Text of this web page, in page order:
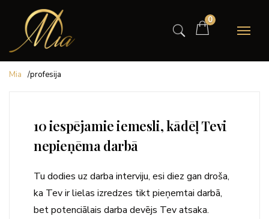
0
Mia /profesija
10 iespējamie iemesli, kādēļ Tevi
nepieņēma darbā
Tu dodies uz darba interviju, esi diez gan droša,
ka Tev ir lielas izredzes tikt pieņemtai darbā,
bet potenciālais darba devējs Tev atsaka.